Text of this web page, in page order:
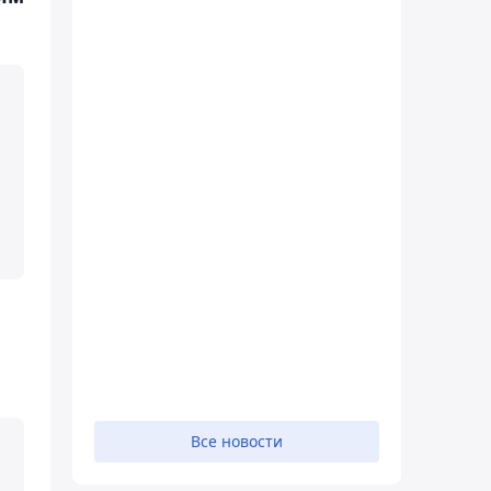
Все новости